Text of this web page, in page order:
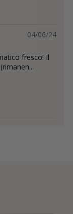
04/06/24
fresco! Il